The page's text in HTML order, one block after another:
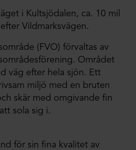
i Kultsjödalen, ca. 10 mil
Vildmarksvägen.
(FVO) förvaltas av
Området
väg efter hela sjön. Ett
miljö med en bruten
skär med omgivande fin
sola sig i.
för sin fina kvalitet av